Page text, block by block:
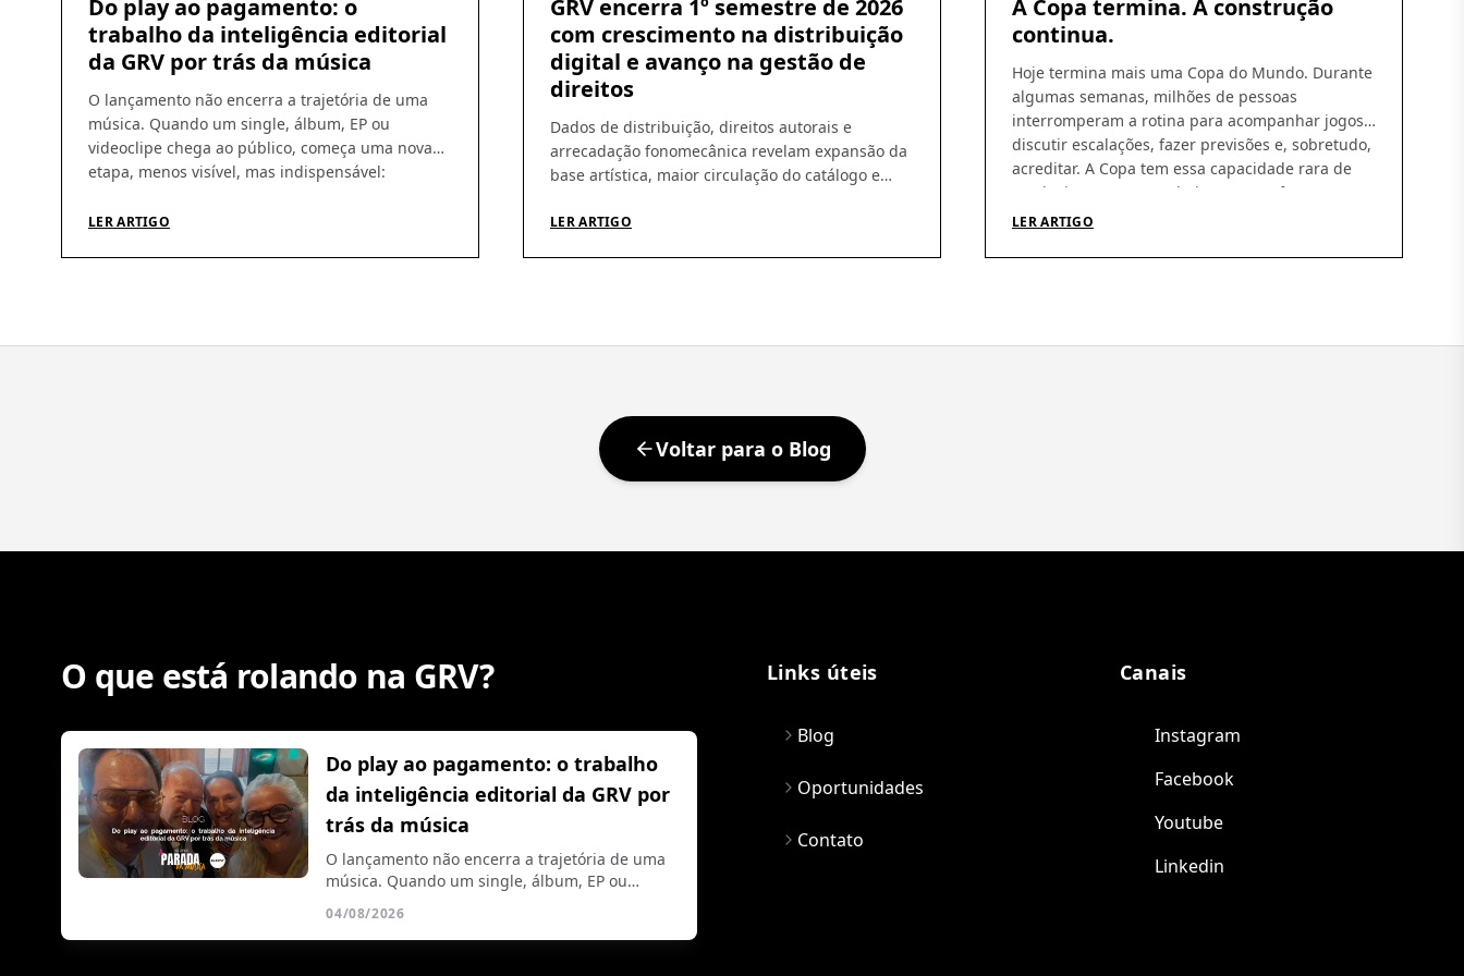
Do play ao pagamento: o
trabalho da inteligência editorial
da GRV por trás da música
O lançamento não encerra a trajetória de uma
música. Quando um single, álbum, EP ou
videoclipe chega ao público, começa uma nova
etapa, menos visível, mas indispensável:
utilizações, conferir demonstrativos e garantir
LER ARTIGO
GRV encerra 1º semestre de 2026
com crescimento na distribuição
digital e avanço na gestão de
direitos
Dados de distribuição, direitos autorais e
arrecadação fonomecânica revelam expansão da
base artística, maior circulação do catálogo e
primeiro semestre de 2026 ajudam a revelar um
LER ARTIGO
A Copa termina. A construção
continua.
Hoje termina mais uma Copa do Mundo. Durante
algumas semanas, milhões de pessoas
interromperam a rotina para acompanhar jogos,
discutir escalações, fazer previsões e, sobretudo,
acreditar. A Copa tem essa capacidade rara de
produzir esperança coletiva. De nos fazer
imaginar que, daqui a pouco, tudo pode dar
essa seja sua […]
LER ARTIGO
Voltar para o Blog
O que está rolando na GRV?
Do play ao pagamento: o trabalho
da inteligência editorial da GRV por
trás da música
O lançamento não encerra a trajetória de uma
música. Quando um single, álbum, EP ou…
04/08/2026
Links úteis
Blog
Oportunidades
Contato
Canais
Instagram
Facebook
Youtube
Linkedin